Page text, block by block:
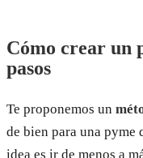
Cómo crear un
pasos
Te proponemos un
de bien para una pyme
idea es ir de menos a